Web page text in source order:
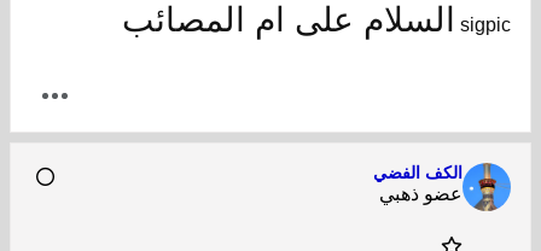
sigpic السلام على ام المصائب
الكف الفضي
عضو ذهبي